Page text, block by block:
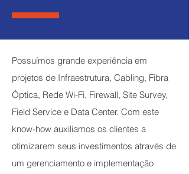
Possuímos grande experiência em
projetos de Infraestrutura, Cabling, Fibra
Óptica, Rede Wi-Fi, Firewall, Site Survey,
Field Service e Data Center. Com este
know-how auxiliamos os clientes a
otimizarem seus investimentos através de
um gerenciamento e implementação